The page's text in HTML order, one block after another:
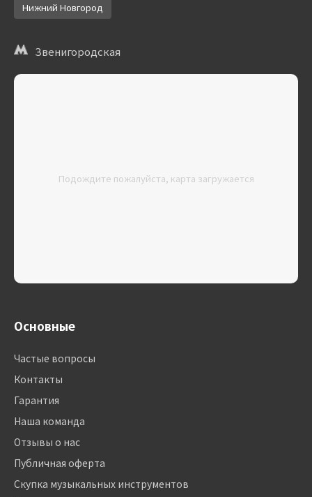
Нижний Новгород
Звенигородская
Подождите пожалуйста, карта загружается
Основные
Частые вопросы
Контакты
Гарантия
Наша команда
Отзывы о нас
Публичная оферта
Скупка музыкальных инструментов